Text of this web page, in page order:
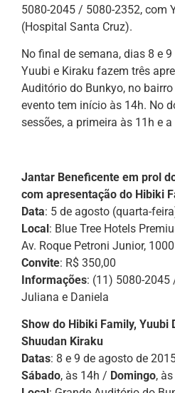
5080-2045 / 5080-2352, com
(Hospital Santa Cruz).
No final de semana, dias 8 e
Yuubi e Kiraku fazem três
Auditório do Bunkyo, no
evento tem início às 14h. No
sessões, a primeira às 11h e
Jantar Beneficente em prol
com apresentação do Hibiki
Data: 5 de agosto (quarta-
Local: Blue Tree Hotels
Av. Roque Petroni Junior,
Convite: R$ 350,00
Informações: (11) 5080-2045
Juliana e Daniela
Show do Hibiki Family, Yuubi
Shuudan Kiraku
Datas: 8 e 9 de agosto de
Sábado, às 14h / Domingo,